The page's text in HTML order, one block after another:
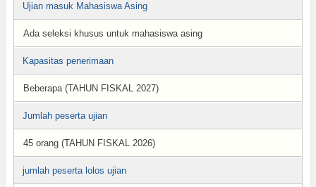
Ujian masuk Mahasiswa Asing
Ada seleksi khusus untuk mahasiswa asing
Kapasitas penerimaan
Beberapa (TAHUN FISKAL 2027)
Jumlah peserta ujian
45 orang (TAHUN FISKAL 2026)
jumlah peserta lolos ujian